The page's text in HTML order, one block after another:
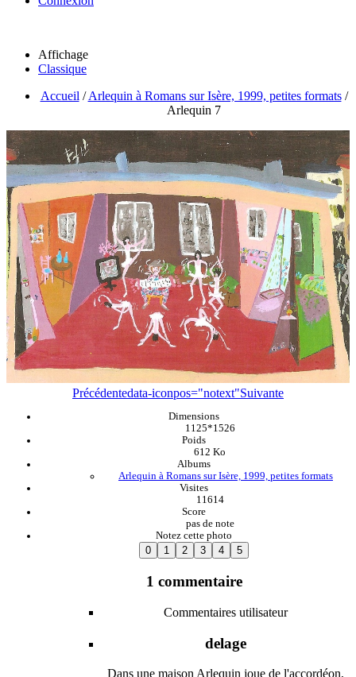
Affichage
Classique
Accueil /Arlequin à Romans sur Isère, 1999, petites formats/
Arlequin 7
Précédentedata-iconpos="notext"Suivante
Dimensions
1125*1526
Poids
612 Ko
Albums
Arlequin à Romans sur Isère, 1999, petites formats
Visites
11614
Score
pas de note
Notez cette photo
1 commentaire
Commentaires utilisateur
delage
Dans une maison Arlequin joue de l'accordéon,